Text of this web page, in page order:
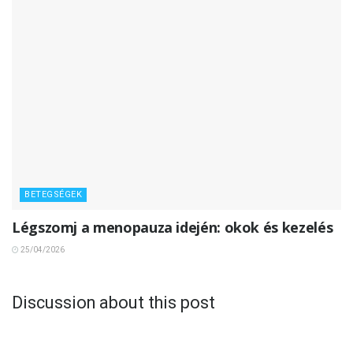
BETEGSÉGEK
Légszomj a menopauza idején: okok és kezelés
25/04/2026
Discussion about this post